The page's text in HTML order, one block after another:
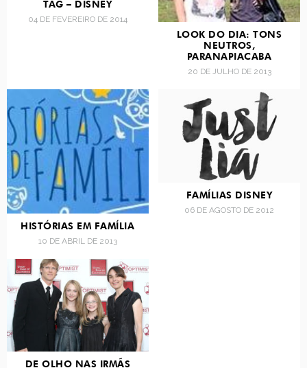
TAG – DISNEY
04 DE FEVEREIRO DE 2014
LOOK DO DIA: TONS
NEUTROS,
PARANAPIACABA
20 DE JULHO DE 2013
HISTÓRIAS EM FAMÍLIA
10 DE ABRIL DE 2013
FAMÍLIAS DISNEY
06 DE AGOSTO DE 2012
DE OLHO NAS IRMÃS